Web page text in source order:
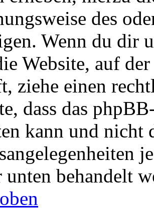
des
Wenn du dir
Website, auf
ziehe einen
dass das
kann und nicht
unten behandelt